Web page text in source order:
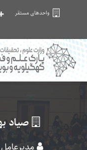
واحدهای مستقر
صیاد